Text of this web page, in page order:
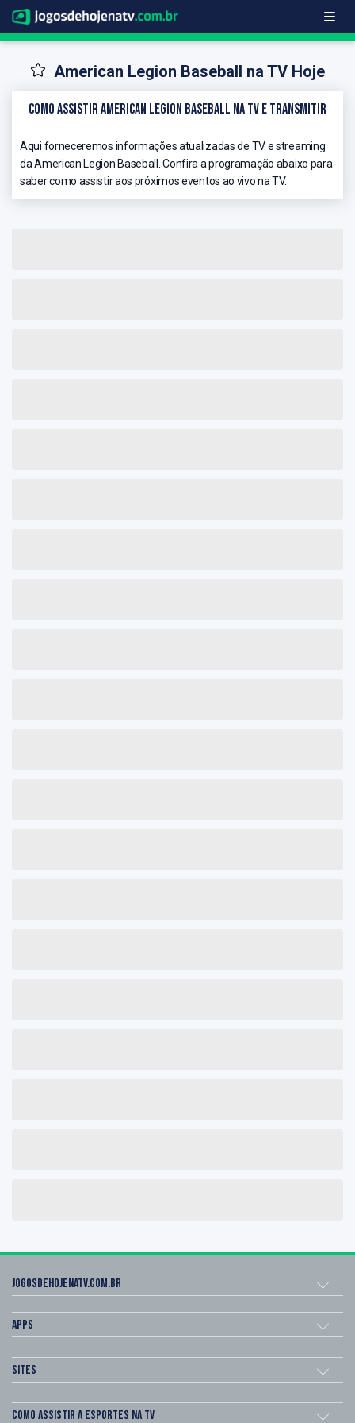
American Legion Baseball na TV Hoje
Como Assistir American Legion Baseball na TV e Transmitir
Aqui forneceremos informações atualizadas de TV e streaming
da American Legion Baseball. Confira a programação abaixo para
saber como assistir aos próximos eventos ao vivo na TV.
Jogosdehojenatv.com.br
Apps
Sites
Como assistir a esportes na TV